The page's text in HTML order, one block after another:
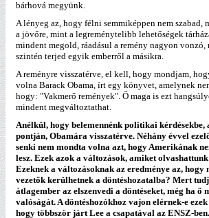
bárhová megyünk.
A lényeg az, hogy félni semmiképpen nem
a jövőre, mint a legreménytelibb lehetőségek
mindent megold, ráadásul a remény nagyon
szintén terjed egyik emberről a másikra.
A reményre visszatérve, el kell, hogy mondjam,
volna Barack Obama, írt egy könyvet, amelynek
hogy: "Vakmerő remények". Ő maga is ezt
mindent megváltoztathat.
Anélkül, hogy belemennénk politikai
pontján, Obamára visszatérve. Néhány évvel
senki nem mondta volna azt, hogy Amerikának
lesz. Ezek azok a változások, amiket
Ezeknek a változásoknak az eredménye az, hogy
vezetők kerülhetnek a döntéshozatalba? Mert
átlagember az elszenvedi a döntéseket, még ha ő
valóságát. A döntéshozókhoz vajon elérnek-e
hogy többször járt Lee a csapatával az ENSZ-ben.